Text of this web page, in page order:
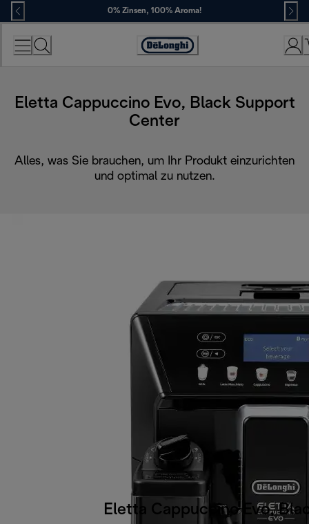
Skip
to
Content
0% Zinsen, 100% Aroma!
Erklärung
Eletta Cappuccino Evo, Black Support
Center
Alles, was Sie brauchen, um Ihr Produkt einzurichten
und optimal zu nutzen.
Eletta Cappuccino Evo,